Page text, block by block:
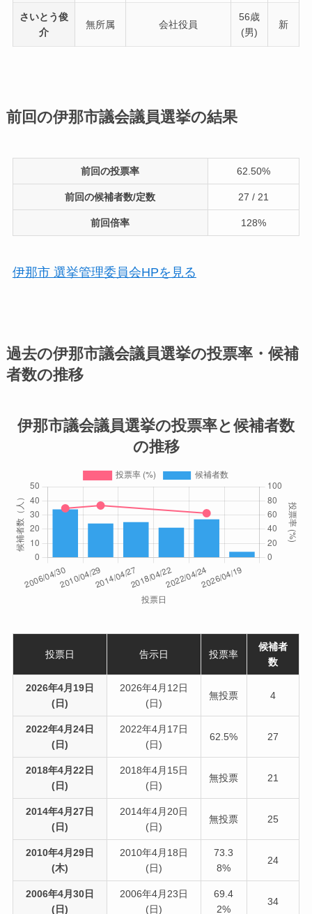
さいとう俊
介
無所属 会社役員
56歳
(男)
新
前回の伊那市議会議員選挙の結果
前回の投票率 62.50%
前回の候補者数/定数 27 / 21
前回倍率 128%
伊那市 選挙管理委員会HPを見る
過去の伊那市議会議員選挙の投票率・候補
者数の推移
伊那市議会議員選挙の投票率と候補者数
の推移
投票日 告示日 投票率
候補者
数
2026年4月19日
(日)
2026年4月12日
(日)
無投票 4
2022年4月24日
(日)
2022年4月17日
(日)
62.5% 27
2018年4月22日
(日)
2018年4月15日
(日)
無投票 21
2014年4月27日
(日)
2014年4月20日
(日)
無投票 25
2010年4月29日
(木)
2010年4月18日
(日)
73.3
8%
24
2006年4月30日
(日)
2006年4月23日
(日)
69.4
2%
34